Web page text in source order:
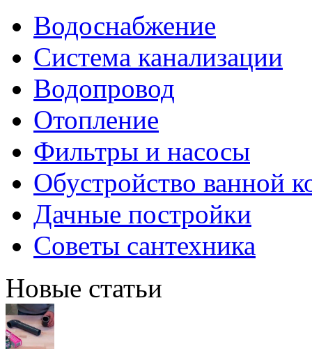
Водоснабжение
Система канализации
Водопровод
Отопление
Фильтры и насосы
Обустройство ванной
Дачные постройки
Советы сантехника
Новые статьи